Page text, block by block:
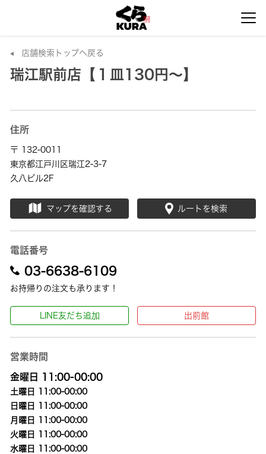
店舗検索トップへ戻る
瑞江駅前店【１皿130円～】
住所
〒 132-0011
東京都江戸川区瑞江2-3-7
久八ビル2F
マップを確認する ルートを検索
電話番号
03-6638-6109
お持帰りの注文も承ります！
LINE友だち追加 出前館
営業時間
金曜日 11:00-00:00
土曜日 11:00-00:00
日曜日 11:00-00:00
月曜日 11:00-00:00
火曜日 11:00-00:00
水曜日 11:00-00:00